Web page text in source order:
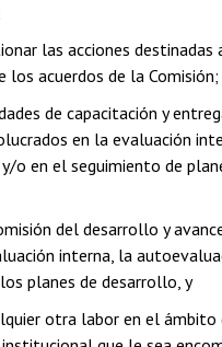
las acciones destinadas
los acuerdos de la Comisión;
de capacitación y
en la evaluación
o en el seguimiento de
del desarrollo y
interna, la
planes de desarrollo, y
otra labor en el ámbito